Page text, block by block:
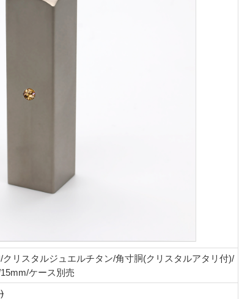
クリスタルジュエルチタン/角寸胴(クリスタルアタリ付)/
ケース別売